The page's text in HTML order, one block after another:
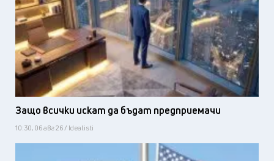
Защо всички искат да бъдат предприемачи
10:30, 06 авг 26 / Idealisti